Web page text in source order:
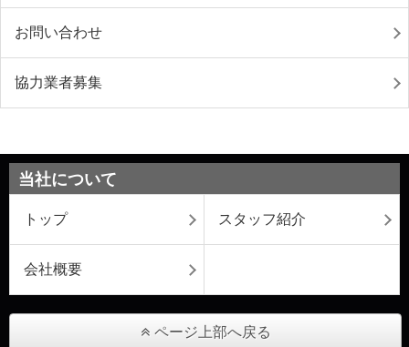
お問い合わせ
協力業者募集
当社について
トップ スタッフ紹介
会社概要
ページ上部へ戻る